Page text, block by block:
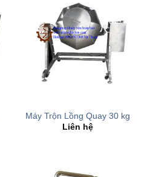
Máy Trộn Lồng Quay 30 kg
Liên hệ